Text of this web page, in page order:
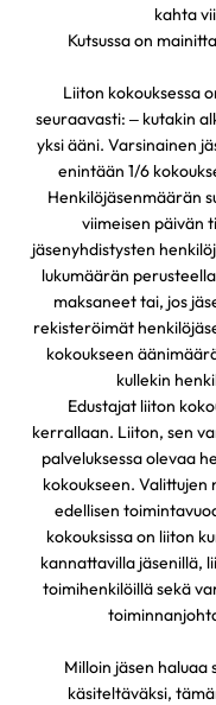
kahta
Kutsussa on
Liiton kokouksessa
seuraavasti: – kutakin
yksi ääni. Varsinainen
enintään 1/6
Henkilöjäsenmäärän
viimeisen päivän
jäsenyhdistysten
lukumäärän
maksaneet tai, jos
rekisteröimät
kokoukseen
kullekin
Edustajat liiton
kerrallaan. Liiton, sen
palveluksessa olevaa
kokoukseen.
edellisen
kokouksissa on liiton
kannattavilla jäsenillä,
toimihenkilöillä sekä
Milloin jäsen haluaa
käsiteltäväksi,